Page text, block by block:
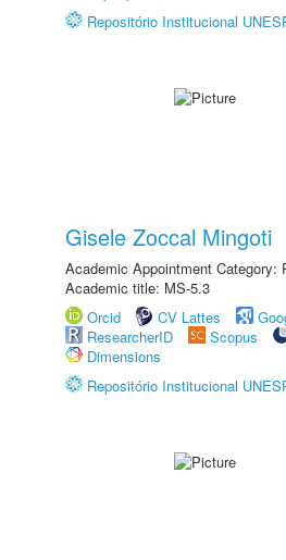
Repositório Institucional
Gisele Zoccal Mingoti
Academic Appointment Category:
Academic title: MS-5.3
Orcid
CV Lattes
ResearcherID
Scopus
Dimensions
Repositório Institucional